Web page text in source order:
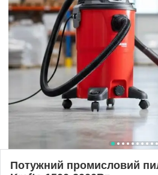
Потужний промисловий